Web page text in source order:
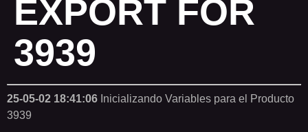
EXPORT FOR
3939
25-05-02 18:41:06 Inicializando Variables para el Producto
3939